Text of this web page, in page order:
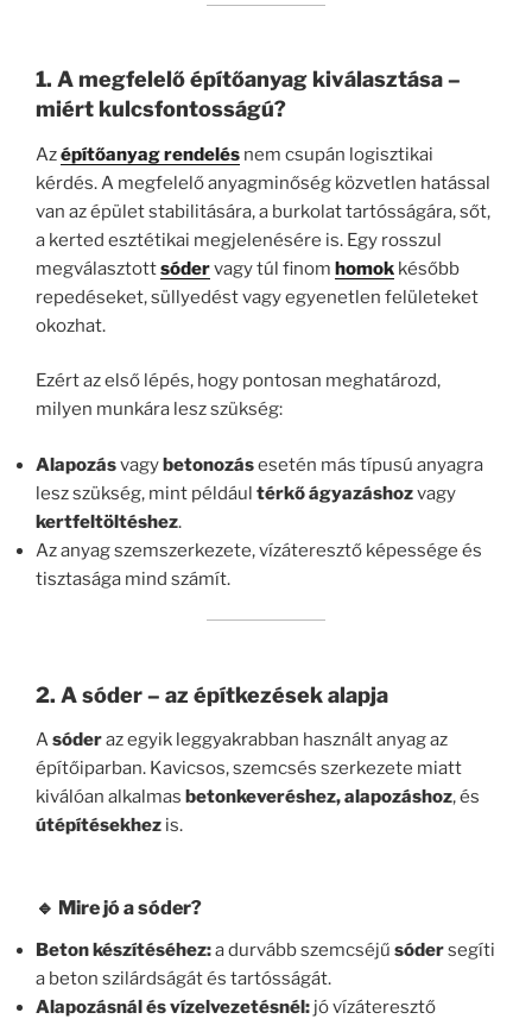
1. A megfelelő építőanyag kiválasztása –
miért kulcsfontosságú?
Azépítőanyag rendelés nem csupán logisztikai
kérdés. A megfelelő anyagminőség közvetlen hatással
van az épület stabilitására, a burkolat tartósságára, sőt,
a kerted esztétikai megjelenésére is. Egy rosszul
megválasztottsódervagy túl finom homok később
repedéseket, süllyedést vagy egyenetlen felületeket
okozhat.
Ezért az első lépés, hogy pontosan meghatározd,
milyen munkára lesz szükség:
Alapozásvagybetonozásesetén más típusú anyagra
lesz szükség, mint például térkő ágyazáshozvagy
kertfeltöltéshez.
Az anyag szemszerkezete, vízáteresztő képessége és
tisztasága mind számít.
2. A sóder – az építkezések alapja
Asóderaz egyik leggyakrabban használt anyag az
építőiparban. Kavicsos, szemcsés szerkezete miatt
kiválóan alkalmas betonkeveréshez, alapozáshoz, és
útépítésekhez is.
🔹 Mire jó a sóder?
Beton készítéséhez:a durvább szemcséjű sódersegíti
a beton szilárdságát és tartósságát.
Alapozásnál és vízelvezetésnél: jó vízáteresztő